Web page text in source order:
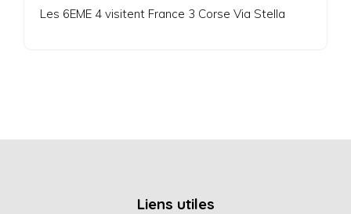
Les 6EME 4 visitent France 3 Corse Via Stella
Liens utiles